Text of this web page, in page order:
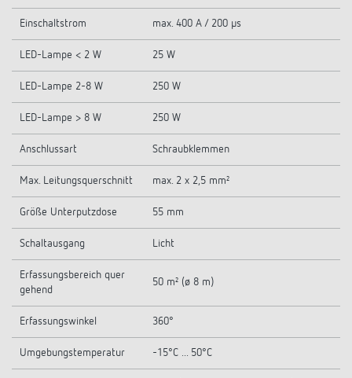
Einschaltstrom max. 400 A / 200 µs
LED-Lampe < 2 W 25 W
LED-Lampe 2-8 W 250 W
LED-Lampe > 8 W 250 W
Anschlussart Schraubklemmen
Max. Leitungsquerschnitt max. 2 x 2,5 mm²
Größe Unterputzdose 55 mm
Schaltausgang Licht
Erfassungsbereich quer
gehend
50 m² (ø 8 m)
Erfassungswinkel 360°
Umgebungstemperatur -15°C ... 50°C